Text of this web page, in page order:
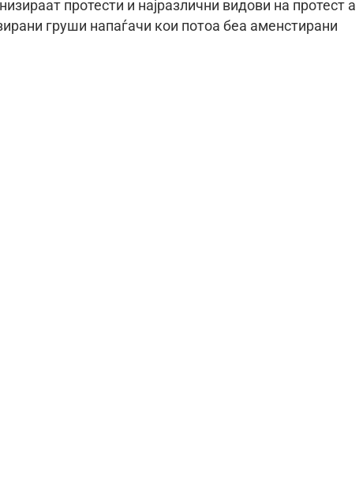
протести и најразлични видови на протест а
груши напаѓачи кои потоа беа аменстирани